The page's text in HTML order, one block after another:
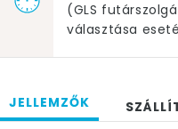
(GLS
választása
JELLEMZŐK